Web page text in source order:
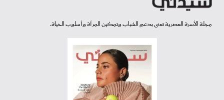
مجلة الأسرة العصرية تعنى بدعم الشباب وتمكين المرأة وأسلوب الحياة.